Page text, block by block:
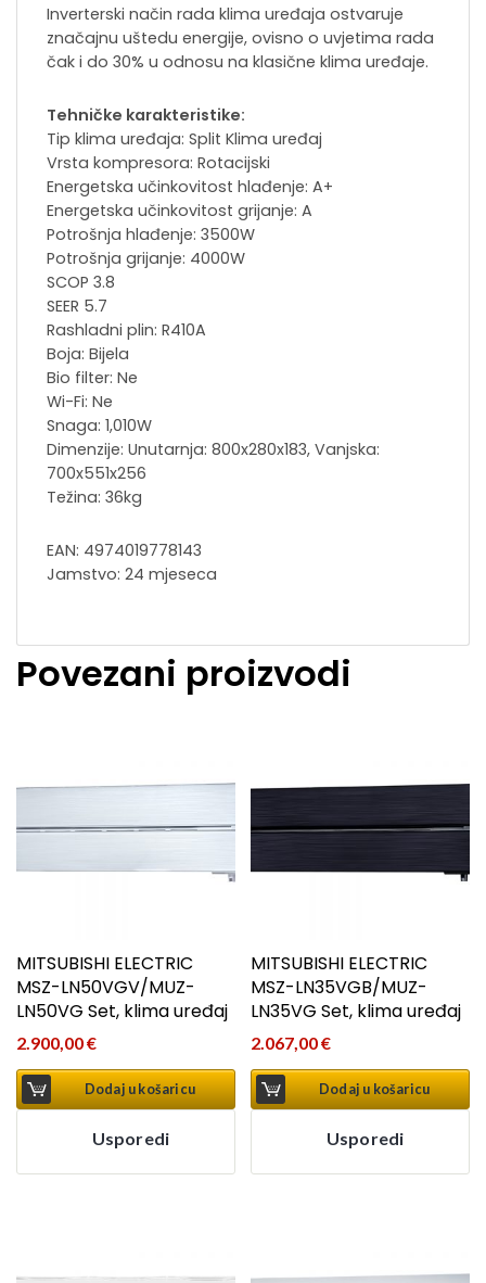
Inverterski način rada klima uređaja ostvaruje
značajnu uštedu energije, ovisno o uvjetima rada
čak i do 30% u odnosu na klasične klima uređaje.
Tehničke karakteristike:
Tip klima uređaja: Split Klima uređaj
Vrsta kompresora: Rotacijski
Energetska učinkovitost hlađenje: A+
Energetska učinkovitost grijanje: A
Potrošnja hlađenje: 3500W
Potrošnja grijanje: 4000W
SCOP 3.8
SEER 5.7
Rashladni plin: R410A
Boja: Bijela
Bio filter: Ne
Wi-Fi: Ne
Snaga: 1,010W
Dimenzije: Unutarnja: 800x280x183, Vanjska:
700x551x256
Težina: 36kg
EAN: 4974019778143
Jamstvo: 24 mjeseca
Povezani proizvodi
MITSUBISHI ELECTRIC
MSZ-LN50VGV/MUZ-
LN50VG Set, klima uređaj
2.900,00€
Dodaj u košaricu
Usporedi
MITSUBISHI ELECTRIC
MSZ-LN35VGB/MUZ-
LN35VG Set, klima uređaj
2.067,00€
Dodaj u košaricu
Usporedi